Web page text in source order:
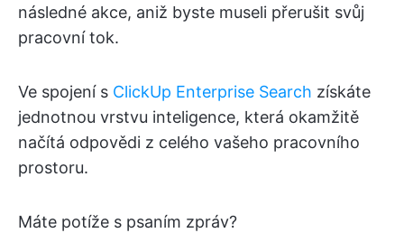
následné akce, aniž byste museli přerušit svůj
pracovní tok.
Ve spojení s ClickUp Enterprise Search získáte
jednotnou vrstvu inteligence, která okamžitě
načítá odpovědi z celého vašeho pracovního
prostoru.
Máte potíže s psaním zpráv?